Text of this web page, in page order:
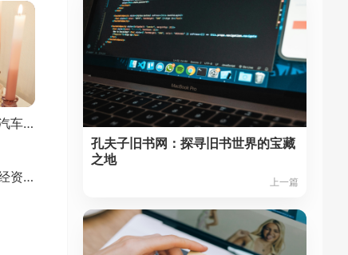
太平洋汽车网：专业的汽车资讯网站
财联社：快速准确的财经资讯源
孔夫子旧书网：探寻旧书世界的宝藏
之地
上一篇